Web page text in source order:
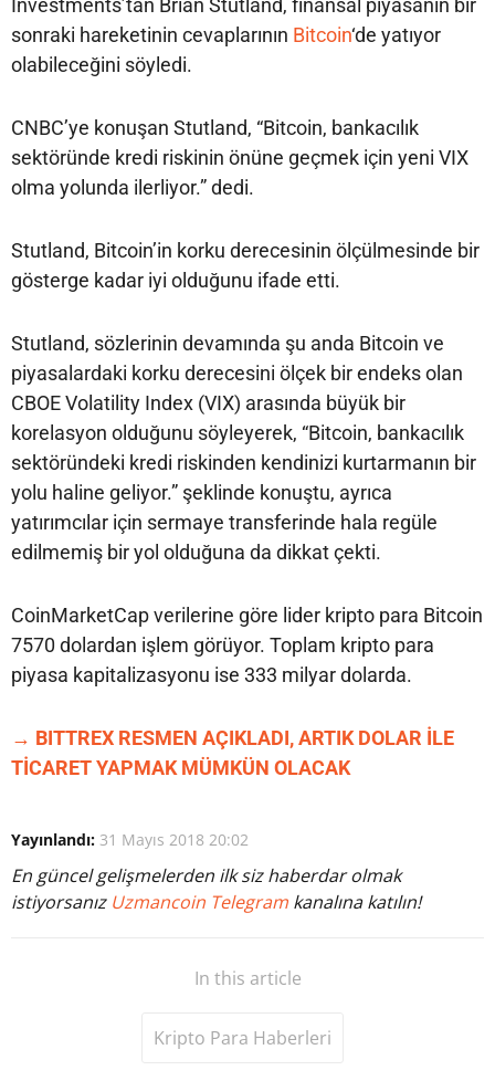
Investments’tan Brian Stutland, finansal piyasanın bir
sonraki hareketinin cevaplarının Bitcoin‘de yatıyor
olabileceğini söyledi.
CNBC’ye konuşan Stutland, “Bitcoin, bankacılık
sektöründe kredi riskinin önüne geçmek için yeni VIX
olma yolunda ilerliyor.” dedi.
Stutland, Bitcoin’in korku derecesinin ölçülmesinde bir
gösterge kadar iyi olduğunu ifade etti.
Stutland, sözlerinin devamında şu anda Bitcoin ve
piyasalardaki korku derecesini ölçek bir endeks olan
CBOE Volatility Index (VIX) arasında büyük bir
korelasyon olduğunu söyleyerek, “Bitcoin, bankacılık
sektöründeki kredi riskinden kendinizi kurtarmanın bir
yolu haline geliyor.” şeklinde konuştu, ayrıca
yatırımcılar için sermaye transferinde hala regüle
edilmemiş bir yol olduğuna da dikkat çekti.
CoinMarketCap verilerine göre lider kripto para Bitcoin
7570 dolardan işlem görüyor. Toplam kripto para
piyasa kapitalizasyonu ise 333 milyar dolarda.
→ BITTREX RESMEN AÇIKLADI, ARTIK DOLAR İLE
TİCARET YAPMAK MÜMKÜN OLACAK
Yayınlandı: 31 Mayıs 2018 20:02
En güncel gelişmelerden ilk siz haberdar olmak
istiyorsanız Uzmancoin Telegram kanalına katılın!
In this article
Kripto Para Haberleri